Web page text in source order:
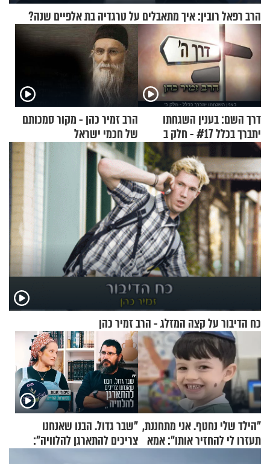
הרב רפאל רובין: איך מתאבלים על טרגדיה בת אלפיים שנה?
דרך השם: בענין השגחתו
יתברך בכלל #17 - חלק ב
הרב זמיר כהן - מקור סמכותם
של חכמי ישראל
כח הדיבור על קצה המזלג - הרב זמיר כהן
"הילד שלי נחטף. אני מתחננת,
תעזרו לי להחזיר אותו": אמא
"שבר גדול. הבנו שאנחנו
צריכים להתארגן להלוויה":